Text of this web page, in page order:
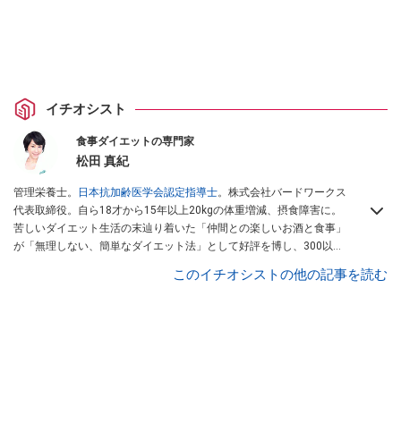
イチオシスト
食事ダイエットの専門家
松田 真紀
管理栄養士。 日本抗加齢医学会認定指導士。株式会社バードワークス
代表取締役。自ら18才から15年以上20kgの体重増減、摂食障害に。
苦しいダイエット生活の末辿り着いた「仲間との楽しいお酒と食事」
が「無理しない、簡単なダイエット法」として好評を博し、300以上
このイチオシストの他の記事を読む